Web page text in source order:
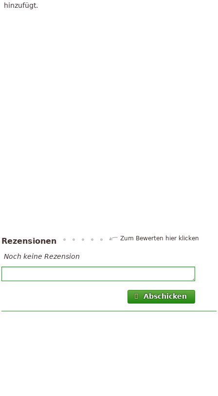
hinzufügt.
Rezensionen Zum Bewerten hier klicken
Noch keine Rezension
Abschicken